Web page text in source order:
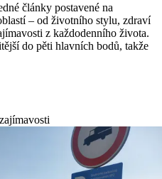
články postavené na
– od životního stylu, zdraví
z každodenního života.
do pěti hlavních bodů, takže